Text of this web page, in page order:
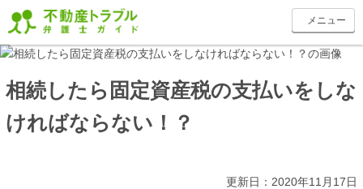
toggle
navigation
メニュー
相続したら固定資産税の支払いをしな
ければならない！？
更新日：2020年11月17日